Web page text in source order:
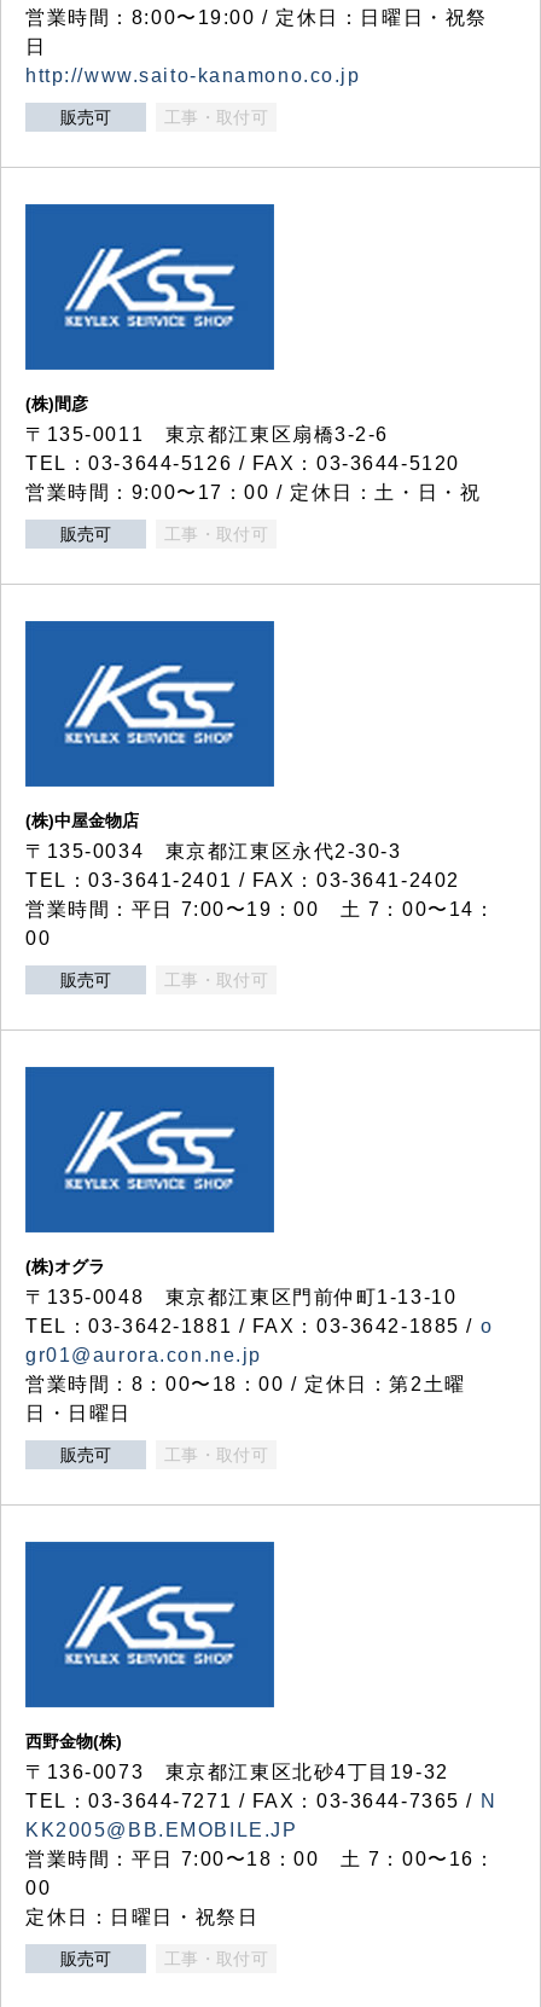
営業時間：8:00〜19:00 / 定休日：日曜日・祝祭
日
http://www.saito-kanamono.co.jp
販売可 工事・取付可
(株)間彦
〒135-0011 東京都江東区扇橋3-2-6
TEL：03-3644-5126 / FAX：03-3644-5120
営業時間：9:00〜17：00 / 定休日：土・日・祝
販売可 工事・取付可
(株)中屋金物店
〒135-0034 東京都江東区永代2-30-3
TEL：03-3641-2401 / FAX：03-3641-2402
営業時間：平日 7:00〜19：00 土 7：00〜14：
00
販売可 工事・取付可
(株)オグラ
〒135-0048 東京都江東区門前仲町1-13-10
TEL：03-3642-1881 / FAX：03-3642-1885 / o
gr01@aurora.con.ne.jp
営業時間：8：00〜18：00 / 定休日：第2土曜
日・日曜日
販売可 工事・取付可
西野金物(株)
〒136-0073 東京都江東区北砂4丁目19-32
TEL：03‐3644‐7271 / FAX：03-3644-7365 / N
KK2005@BB.EMOBILE.JP
営業時間：平日 7:00〜18：00 土 7：00〜16：
00
定休日：日曜日・祝祭日
販売可 工事・取付可